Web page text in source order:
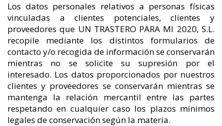
Los datos personales relativos a personas físicas
vinculadas a clientes potenciales, clientes y
proveedores que UN TRASTERO PARA MI 2020, S.L.
recopile mediante los distintos formularios de
contacto y/o recogida de información se conservarán
mientras no se solicite su supresión por el
interesado. Los datos proporcionados por nuestros
clientes y proveedores se conservarán mientras se
mantenga la relación mercantil entre las partes
respetando en cualquier caso los plazos mínimos
legales de conservación según la materia.